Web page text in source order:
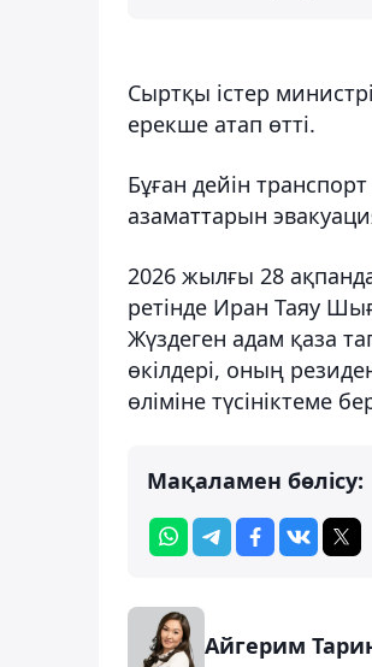
Сыртқы істер
ерекше атап өтті.
Бұған дейін
азаматтарын
2026 жылғы 28
ретінде Иран Таяу
Жүздеген адам қаза
өкілдері, оның
өліміне түсініктеме
Мақаламен бөлісу:
Айгерим